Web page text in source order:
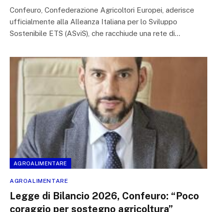
Confeuro, Confederazione Agricoltori Europei, aderisce
ufficialmente alla Alleanza Italiana per lo Sviluppo
Sostenibile ETS (ASviS), che racchiude una rete di…
AGROALIMENTARE
AGROALIMENTARE
Legge di Bilancio 2026, Confeuro: “Poco
coraggio per sostegno agricoltura”